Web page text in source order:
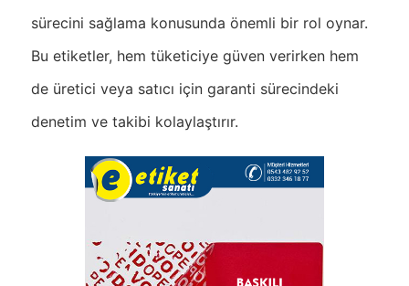
sürecini sağlama konusunda önemli bir rol oynar.
Bu etiketler, hem tüketiciye güven verirken hem
de üretici veya satıcı için garanti sürecindeki
denetim ve takibi kolaylaştırır.